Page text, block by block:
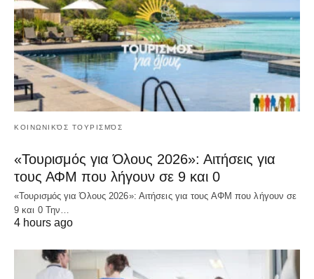
ΚΟΙΝΩΝΙΚΌΣ ΤΟΥΡΙΣΜΌΣ
«Τουρισμός για Όλους 2026»: Αιτήσεις για
τους ΑΦΜ που λήγουν σε 9 και 0
«Τουρισμός για Όλους 2026»: Αιτήσεις για τους ΑΦΜ που λήγουν σε
9 και 0 Την…
4 hours ago